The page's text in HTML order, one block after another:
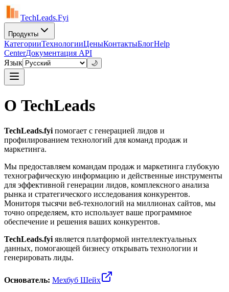
TechLeads.Fyi
Продукты
КатегорииТехнологииЦеныКонтактыБлогHelp
CenterДокументация API
Язык
🌙
О TechLeads
TechLeads.fyi помогает с генерацией лидов и
профилированием технологий для команд продаж и
маркетинга.
Мы предоставляем командам продаж и маркетинга глубокую
технографическую информацию и действенные инструменты
для эффективной генерации лидов, комплексного анализа
рынка и стратегического исследования конкурентов.
Мониторя тысячи веб-технологий на миллионах сайтов, мы
точно определяем, кто использует ваше программное
обеспечение и решения ваших конкурентов.
TechLeads.fyi является платформой интеллектуальных
данных, помогающей бизнесу открывать технологии и
генерировать лиды.
Основатель: Мехбуб Шейх